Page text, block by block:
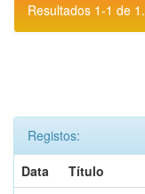
Resultados 1-1 de 1.
Registos:
Data
Título